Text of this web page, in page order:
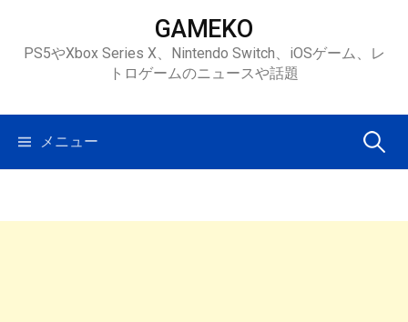
ツ
ス
GAMEKO
PS5やXbox Series X、Nintendo Switch、iOSゲーム、レ
トロゲームのニュースや話題
メニュー 検